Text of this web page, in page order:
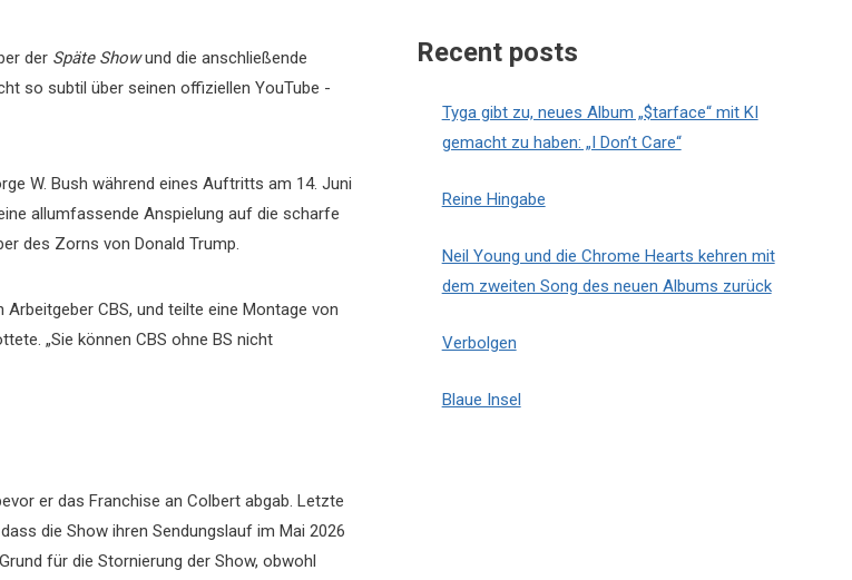
der Späte Showund die anschließende
so subtil über seinen offiziellen YouTube -
W. Bush während eines Auftritts am 14. Juni
allumfassende Anspielung auf die scharfe
des Zorns von Donald Trump.
CBS, und teilte eine Montage von
„Sie können CBS ohne BS nicht
er das Franchise an Colbert abgab. Letzte
die Show ihren Sendungslauf im Mai 2026
für die Stornierung der Show, obwohl
Recent posts
Tyga gibt zu, neues Album „$tarface“ mit KI
gemacht zu haben: „I Don’t Care“
Reine Hingabe
Neil Young und die Chrome Hearts kehren mit
dem zweiten Song des neuen Albums zurück
Verbolgen
Blaue Insel